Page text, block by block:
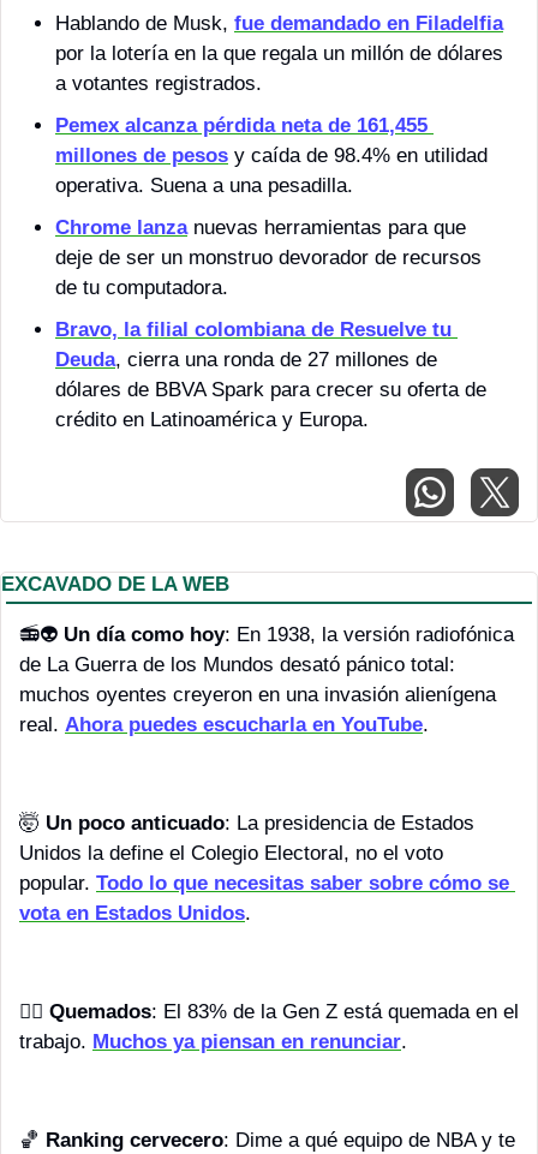
Hablando de Musk, fue demandado en Filadelfia
por la lotería en la que regala un millón de dólares
a votantes registrados.
Pemex alcanza pérdida neta de 161,455
millones de pesos y caída de 98.4% en utilidad
operativa. Suena a una pesadilla.
Chrome lanza nuevas herramientas para que
deje de ser un monstruo devorador de recursos
de tu computadora.
Bravo, la filial colombiana de Resuelve tu
Deuda, cierra una ronda de 27 millones de
dólares de BBVA Spark para crecer su oferta de
crédito en Latinoamérica y Europa.
EXCAVADO DE LA WEB
📻👽 Un día como hoy: En 1938, la versión radiofónica
de La Guerra de los Mundos desató pánico total:
muchos oyentes creyeron en una invasión alienígena
real. Ahora puedes escucharla en YouTube.
🤯 Un poco anticuado: La presidencia de Estados
Unidos la define el Colegio Electoral, no el voto
popular. Todo lo que necesitas saber sobre cómo se
vota en Estados Unidos.
👷‍♂️ Quemados: El 83% de la Gen Z está quemada en el
trabajo. Muchos ya piensan en renunciar.
🏀 Ranking cervecero: Dime a qué equipo de NBA y te